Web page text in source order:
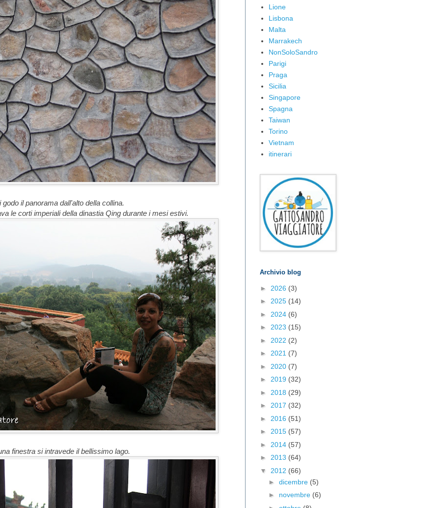
godo il panorama dall'alto della collina.
le corti imperiali della dinastia Qing durante i mesi estivi.
finestra si intravede il bellissimo lago.
Lione
Lisbona
Malta
Marrakech
NonSoloSandro
Parigi
Praga
Sicilia
Singapore
Spagna
Taiwan
Torino
Vietnam
itinerari
Archivio blog
► 2026 (3)
► 2025 (14)
► 2024 (6)
► 2023 (15)
► 2022 (2)
► 2021 (7)
► 2020 (7)
► 2019 (32)
► 2018 (29)
► 2017 (32)
► 2016 (51)
► 2015 (57)
► 2014 (57)
► 2013 (64)
▼ 2012 (66)
► dicembre (5)
► novembre (6)